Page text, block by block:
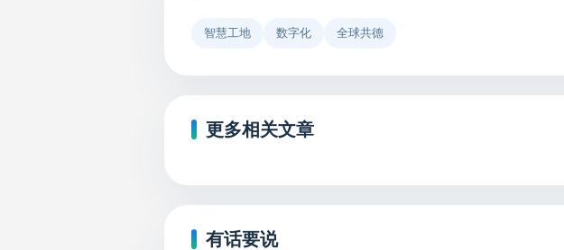
智慧工地 数字化 全球共德
更多相关文章
有话要说